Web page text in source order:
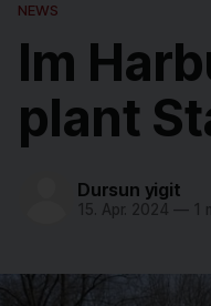
NEWS
Im
plant
Dursun yigit
15. Apr. 2024 —1